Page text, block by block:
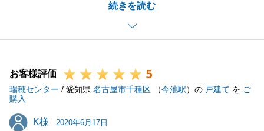
続きを読む
都度、お早目の対応を頂けたからでございます。
電話連絡を差し上げたその日中には、いつも折り返し
のお電話を頂き、ありがとうございました。
し付けください。
T様のお力になることを、必ずお約束します。
今後とも、弊社をご愛顧のほどよろしくお願いいたし
ます。
お客様評価 5
瑞穂センター / 愛知県 名古屋市千種区 （今池駅）の 戸建て を ご
購入
K様
K様 2020年6月17日